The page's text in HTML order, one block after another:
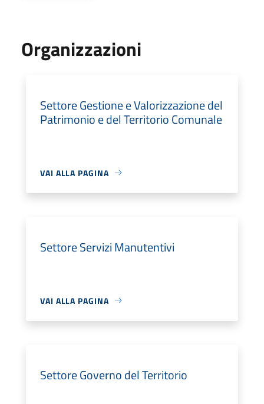
Organizzazioni
Settore Gestione e Valorizzazione del
Patrimonio e del Territorio Comunale
VAI ALLA PAGINA
Settore Servizi Manutentivi
VAI ALLA PAGINA
Settore Governo del Territorio